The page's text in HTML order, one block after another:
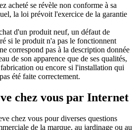
acheté se révèle non conforme à sa
la loi prévoit l'exercice de la garantie
d'un produit neuf, un défaut de
si le produit n'a pas le fonctionnent
correspond pas à la description donnée
de son apparence que de ses qualités,
ou encore si l'installation qui
été faite correctement.
chez vous par Internet
chez vous pour diverses questions
de la marque, au jardinage ou au